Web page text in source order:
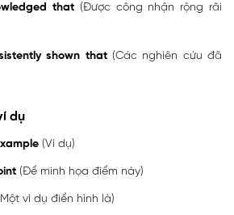
that (Được công nhận rộng rãi
shown that(Các nghiên cứu đã
dụ
(Ví dụ)
(Để minh họa điểm này)
ví dụ điển hình là)